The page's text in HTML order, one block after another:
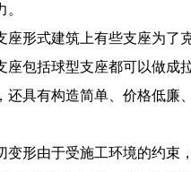
形式建筑上有些支座为了
包括球型支座都可以做成
还具有构造简单、价格低
形由于受施工环境的约